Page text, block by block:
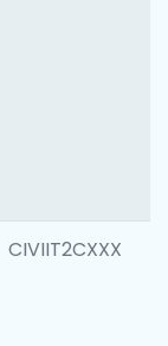
CIVIIT2CXXX